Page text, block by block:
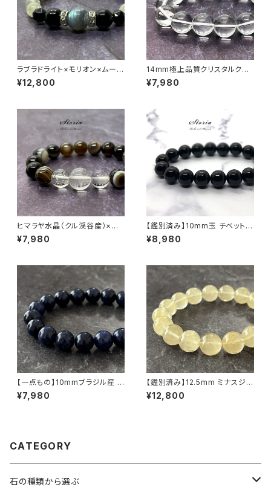
ラブラドライト×モリオン×ムーン
ストーン ブレスレット
¥12,800
14mm極上品質クリスタルクォ
ーツ（天然水晶）ブレスレット【ミ
ナスジェライス産】
¥7,980
ヒマラヤ水晶（クル渓谷産）×天
眼石 ブレスレット
¥7,980
【鑑別済み】10mm玉 チベット産
モリオン（黒水晶/ケアンゴーム）
ブレスレット
¥8,980
【一点もの】10mmブラジル産 ソ
ーダライト ブレスレット【鑑別済
み】
¥7,980
【鑑別済み】12.5mm ミナスジェ
ライス産 ヴィーナスヘアルチル
クォーツ（金針水晶）ブレスレット
¥12,800
CATEGORY
石の種類から選ぶ